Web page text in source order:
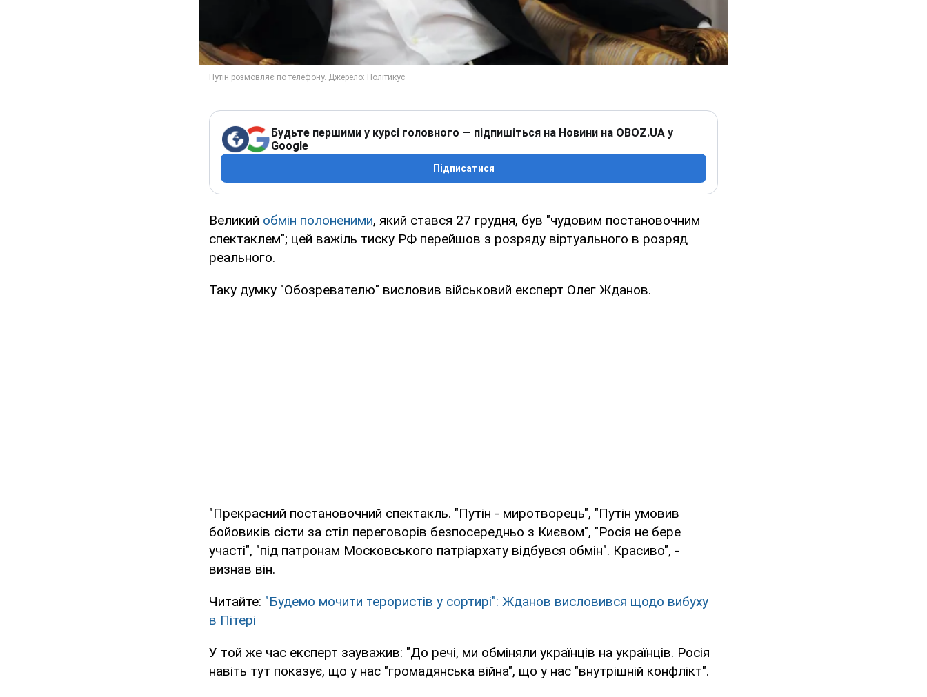
Будьте першими у курсі головного — підпишіться на Новини на OBOZ.UA у
Google
Підписатися
Великий обмін полоненими, який стався 27 грудня, був "чудовим постановочним
спектаклем"; цей важіль тиску РФ перейшов з розряду віртуального в розряд
реального.
Таку думку "Обозревателю" висловив військовий експерт Олег Жданов.
"Прекрасний постановочний спектакль. "Путін - миротворець", "Путін умовив
бойовиків сісти за стіл переговорів безпосередньо з Києвом", "Росія не бере
участі", "під патронам Московського патріархату відбувся обмін". Красиво", -
визнав він.
Читайте: "Будемо мочити терористів у сортирі": Жданов висловився щодо вибуху
в Пітері
У той же час експерт зауважив: "До речі, ми обміняли українців на українців. Росія
навіть тут показує, що у нас "громадянська війна", що у нас "внутрішній конфлікт".